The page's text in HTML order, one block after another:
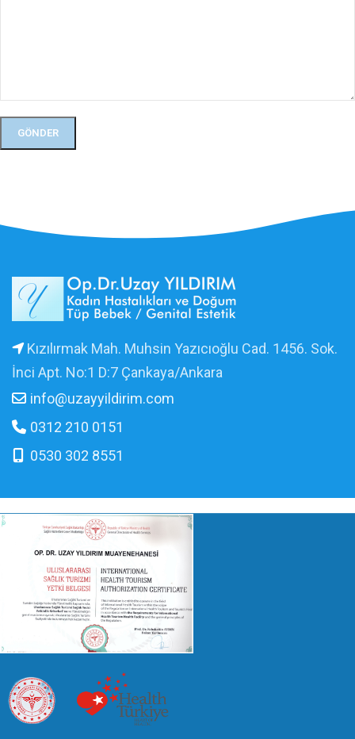
Kızılırmak Mah. Muhsin Yazıcıoğlu Cad. 1456. Sok.
İnci Apt. No:1 D:7 Çankaya/Ankara
info@uzayyildirim.com
0312 210 0151
0530 302 8551